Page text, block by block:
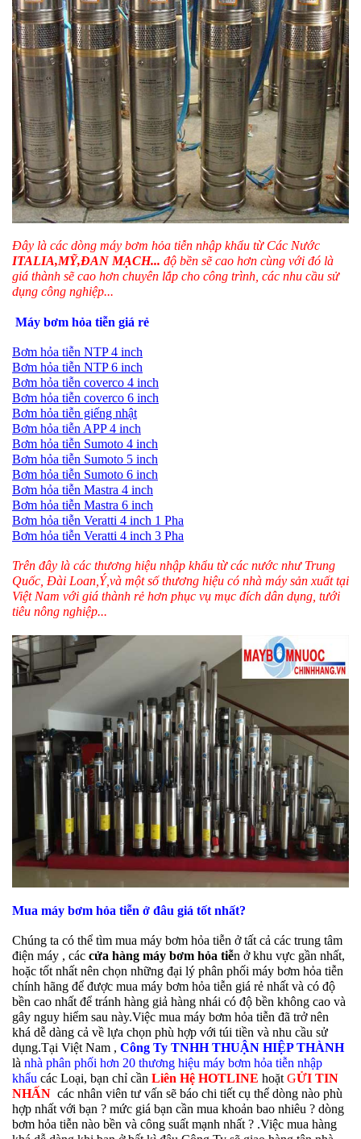
Đây là các dòng máy bơm hỏa tiễn nhập khẩu từ Các Nước
ITALIA,MỸ,ĐAN MẠCH... độ bền sẽ cao hơn cùng với đó là
giá thành sẽ cao hơn chuyên lắp cho công trình, các nhu cầu sử
dụng công nghiệp...
Máy bơm hỏa tiễn giá rẻ
Bơm hỏa tiễn NTP 4 inch
Bơm hỏa tiễn NTP 6 inch
Bơm hỏa tiễn coverco 4 inch
Bơm hỏa tiễn coverco 6 inch
Bơm hỏa tiễn giếng nhật
Bơm hỏa tiễn APP 4 inch
Bơm hỏa tiễn Sumoto 4 inch
Bơm hỏa tiễn Sumoto 5 inch
Bơm hỏa tiễn Sumoto 6 inch
Bơm hỏa tiễn Mastra 4 inch
Bơm hỏa tiễn Mastra 6 inch
Bơm hỏa tiễn Veratti 4 inch 1 Pha
Bơm hỏa tiễn Veratti 4 inch 3 Pha
Trên đây là các thương hiệu nhập khẩu từ các nước như Trung
Quốc, Đài Loan,Ý,và một số thương hiệu có nhà máy sản xuất tại
Việt Nam với giá thành rẻ hơn phục vụ mục đích dân dụng, tưới
tiêu nông nghiệp...
Mua máy bơm hỏa tiễn ở đâu giá tốt nhất?
Chúng ta có thể tìm mua máy bơm hỏa tiễn ở tất cả các trung tâm
điện máy , các cửa hàng máy bơm hỏa tiễn ở khu vực gần nhất,
hoặc tốt nhất nên chọn những đại lý phân phối máy bơm hỏa tiễn
chính hãng để được mua máy bơm hỏa tiễn giá rẻ nhất và có độ
bền cao nhất để tránh hàng giả hàng nhái có độ bền không cao và
gây nguy hiểm sau này.Việc mua máy bơm hỏa tiễn đã trở nên
khá dễ dàng cả về lựa chọn phù hợp với túi tiền và nhu cầu sử
dụng.Tại Việt Nam , Công Ty TNHH THUẬN HIỆP THÀNH
là nhà phân phối hơn 20 thương hiệu máy bơm hỏa tiễn nhập
khẩu các Loại, bạn chỉ cần Liên Hệ HOTLINE hoặt GỬI TIN
NHẤN các nhân viên tư vấn sẽ báo chi tiết cụ thể dòng nào phù
hợp nhất với bạn ? mức giá bạn cần mua khoản bao nhiêu ? dòng
bơm hỏa tiễn nào bền và công suất mạnh nhất ? .Việc mua hàng